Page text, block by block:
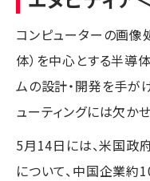
コンピューターの画像
体）を中心とする半導
ムの設計・開発を手が
ューティングには欠か
5月14日には、米国政
について、中国企業約